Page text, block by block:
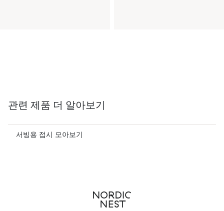
관련 제품 더 알아보기
서빙용 접시 모아보기